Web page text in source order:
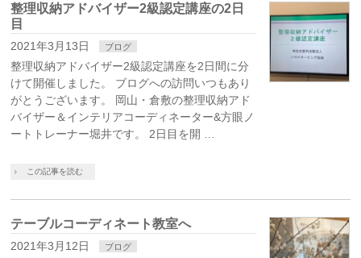
整理収納アドバイザー2級認定講座の2日
目
2021年3月13日 ブログ
整理収納アドバイザー2級認定講座を2日間に分
けて開催しました。 ブログへの訪問いつもあり
がとうございます。 岡山・倉敷の整理収納アド
バイザー＆インテリアコーディネーター&方眼ノ
ートトレーナー堀井です。 2日目を開 …
この記事を読む
テーブルコーディネート教室へ
2021年3月12日 ブログ